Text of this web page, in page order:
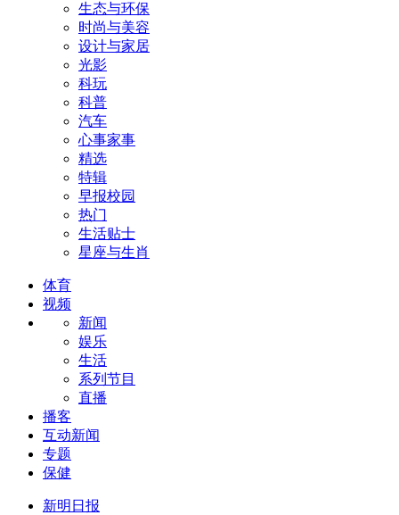
生态与环保
时尚与美容
设计与家居
光影
科玩
科普
汽车
心事家事
精选
特辑
早报校园
热门
生活贴士
星座与生肖
体育
视频
新闻
娱乐
生活
系列节目
直播
播客
互动新闻
专题
保健
新明日报